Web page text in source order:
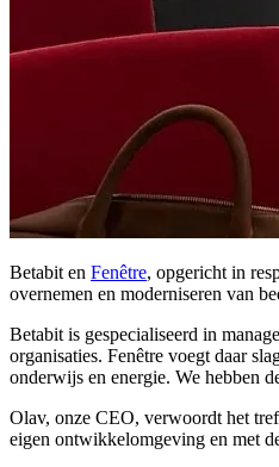
Betabit en Fenêtre, opgericht in
overnemen en moderniseren van
Betabit is gespecialiseerd in
organisaties. Fenêtre voegt daar
onderwijs en energie. We hebben
Olav, onze CEO, verwoordt het
eigen ontwikkelomgeving en met